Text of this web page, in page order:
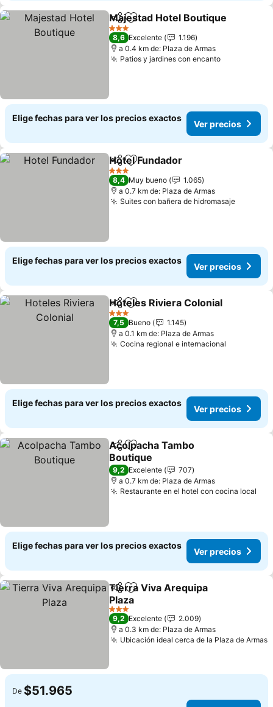
CompartirAgregar a favoritos
Majestad Hotel Boutique
3 Estrellas
8,6 Excelente
1.196
a 0.4 km de: Plaza de Armas
Patios y jardines con encantoVer precios
Elige fechas para ver los precios exactos
Ver precios
CompartirAgregar a favoritos
Hotel Fundador
3 Estrellas
8,4 Muy bueno
1.065
a 0.7 km de: Plaza de Armas
Suites con bañera de hidromasajeVer
Elige fechas para ver los precios exactos
Ver precios
CompartirAgregar a favoritos
Hoteles Riviera Colonial
3 Estrellas
7,5 Bueno
1.145
a 0.1 km de: Plaza de Armas
Cocina regional e internacional
Elige fechas para ver los precios exactos
Ver precios
CompartirAgregar a favoritos
Acolpacha Tambo
Boutique
Ver precios
9,2 Excelente
707
a 0.7 km de: Plaza de Armas
Restaurante en el hotel con cocina local
Elige fechas para ver los precios exactos
Ver precios
Compartir
Agregar a favoritos
Tierra Viva Arequipa
Plaza
Ver precios
3 Estrellas
9,2 Excelente
2.009
a 0.3 km de: Plaza de Armas
Ubicación ideal cerca de la Plaza de Armas
De $51.965